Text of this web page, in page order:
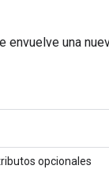
envuelve una
opcionales